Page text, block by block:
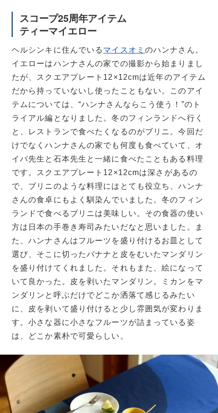
スコープ25周年アイテム
ティーマイエロー
ヘルシンキに住んでいる マイスオミ のハンナさん。
イエローはハンナさんの家での撮影から始まりまし
たが、スクエアプレート12×12cmは近年のアイテム
だから持っていないし使ったこともない。このアイ
テムについては、“ハンナさんならこう使う！”のト
ライアル編となりました。冬のフィンランドへ行く
と、レストランで食べたくなるのがブリニ。今回だ
けでなくハンナさんの家でも何度も食べていて、オ
イバ先生と石本先生と一緒に食べたこともある料理
です。スクエアプレート12×12cmは深さがあるの
で、ブリニのような料理にはとても役立ち、ハンナ
さんの食卓にもよく馴染んでいました。冬のフィン
ランドで食べるブリニは美味しい。その食器の使い
方は日本の手巻き寿司みたいだなと思いました。ま
た、ハンナさんはフルーツを盛り付けるお皿として
選び、そこに切ったバナナと皮をむいたマンダリン
を盛り付けてくれました。それもまた、絵になって
いて良かった。皮を剥いたマンダリン。ミカンをマ
ンダリンと呼ぶだけでどこか洒落て感じるみたい
に、皮を剥いて盛り付けると少し雰囲気が変わりま
す。小さな器に小さなフルーツが詰まっている姿
は、どこか素朴で可愛らしい。